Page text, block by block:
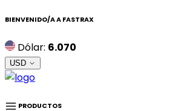
BIENVENIDO/A A FASTRAX
Dólar: 6.070
USD
PRODUCTOS